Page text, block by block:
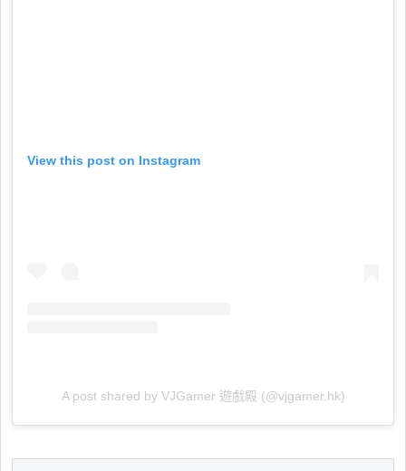
View this post on Instagram
A post shared by VJGamer 遊戲殿 (@vjgamer.hk)